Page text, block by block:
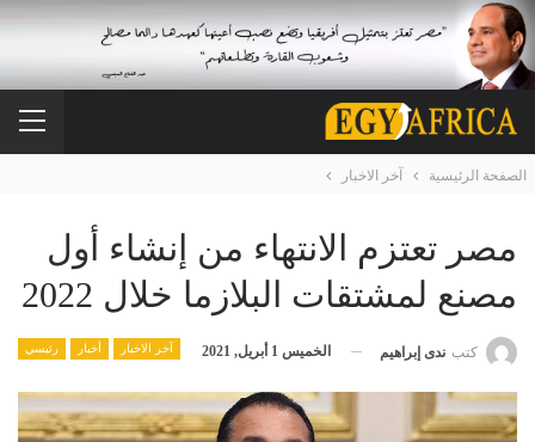
الصفحة الرئيسية آخر الاخبار
مصر تعتزم الانتهاء من إنشاء أول
مصنع لمشتقات البلازما خلال 2022
آخر الاخبار أخبار رئيسي كتب ندى إبراهيم الخميس 1 أبريل, 2021